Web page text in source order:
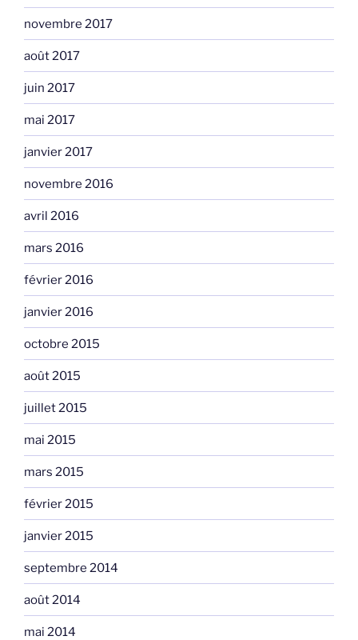
novembre 2017
août 2017
juin 2017
mai 2017
janvier 2017
novembre 2016
avril 2016
mars 2016
février 2016
janvier 2016
octobre 2015
août 2015
juillet 2015
mai 2015
mars 2015
février 2015
janvier 2015
septembre 2014
août 2014
mai 2014